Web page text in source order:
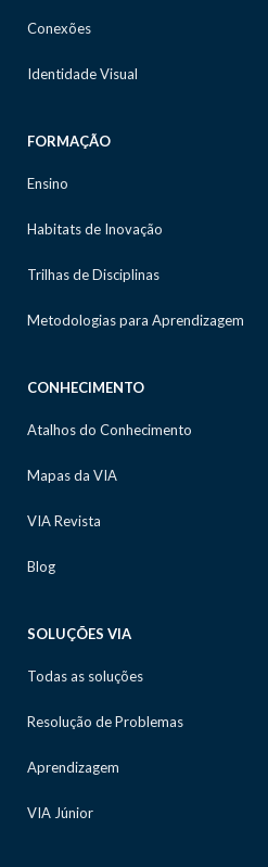
Conexões
Identidade Visual
FORMAÇÃO
Ensino
Habitats de Inovação
Trilhas de Disciplinas
Metodologias para Aprendizagem
CONHECIMENTO
Atalhos do Conhecimento
Mapas da VIA
VIA Revista
Blog
SOLUÇÕES VIA
Todas as soluções
Resolução de Problemas
Aprendizagem
VIA Júnior